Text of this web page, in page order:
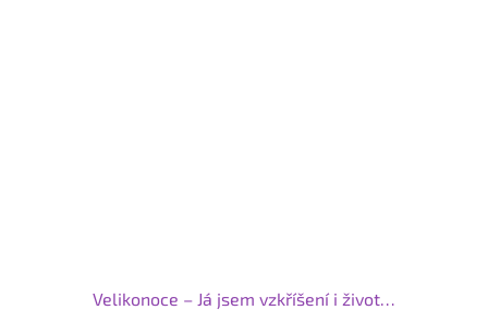
Velikonoce – Já jsem vzkříšení i život…